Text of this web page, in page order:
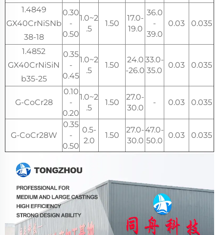
1.4849
GX40CrNiSNb
38-18
0.30
-
0.50
1.0~2
.5
1.50
17.0-
19.0
36.0
-
39.0
0.03 0.035
1.4852
GX40CrNiSiN
b35-25
0.35
-
0.45
1.0~2
.5
1.50
24.0
-26.0
33.0-
35.0
0.03 0.035
G-CoCr28
0.10
-
0.20
1.0~2
.5
1.50
27.0-
30.0
- 0.03 0.035
G-CoCr28W
0.35
-
0.50
0.5-
2.0
1.50
27.0-
30.0
47.0-
50.0
0.03 0.035